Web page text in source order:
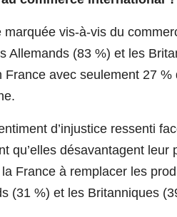
vis-à-vis du
Allemands (83 %) et les
avec seulement 27 %
d’injustice ressenti
qu’elles désavantagent
France à remplacer les
(31 %) et les Britanniques